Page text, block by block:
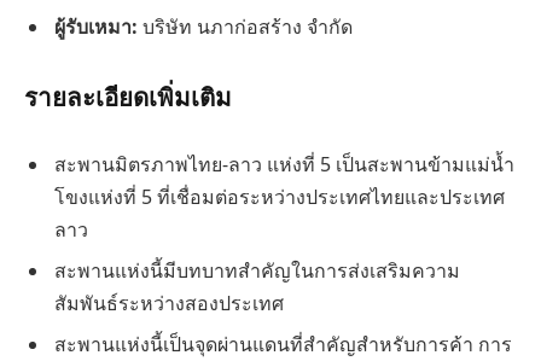
ผู้รับเหมา: บริษัท นภาก่อสร้าง จำกัด
รายละเอียดเพิ่มเติม
สะพานมิตรภาพไทย-ลาว แห่งที่ 5 เป็นสะพานข้ามแม่น้ำ
โขงแห่งที่ 5 ที่เชื่อมต่อระหว่างประเทศไทยและประเทศ
ลาว
สะพานแห่งนี้มีบทบาทสำคัญในการส่งเสริมความ
สัมพันธ์ระหว่างสองประเทศ
สะพานแห่งนี้เป็นจุดผ่านแดนที่สำคัญสำหรับการค้า การ